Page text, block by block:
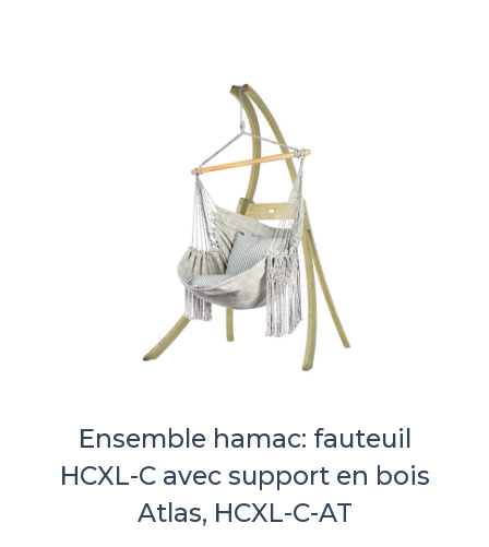
Ensemble hamac: fauteuil
HCXL-C avec support en bois
Atlas, HCXL-C-AT